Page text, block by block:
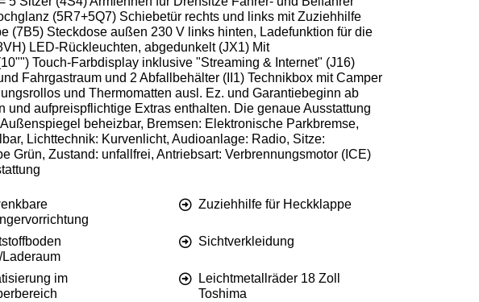
(5R7+5Q7) Schiebetür rechts und links mit Zuziehhilfe
(7B5) Steckdose außen 230 V links hinten, Ladefunktion für die
LED-Rückleuchten, abgedunkelt (JX1) Mit
Touch-Farbdisplay inklusive "Streaming & Internet" (J16)
Fahrgastraum und 2 Abfallbehälter (II1) Technikbox mit Camper
und Thermomatten ausl. Ez. und Garantiebeginn ab
aufpreispflichtige Extras enthalten. Die genaue Ausstattung
beheizbar, Bremsen: Elektronische Parkbremse,
Lichttechnik: Kurvenlicht, Audioanlage: Radio, Sitze:
Grün, Zustand: unfallfrei, Antriebsart: Verbrennungsmotor (ICE)
Zuziehhilfe für Heckklappe
Laderaum
Sichtverkleidung
im
Leichtmetallräder 18 Zoll
Toshima